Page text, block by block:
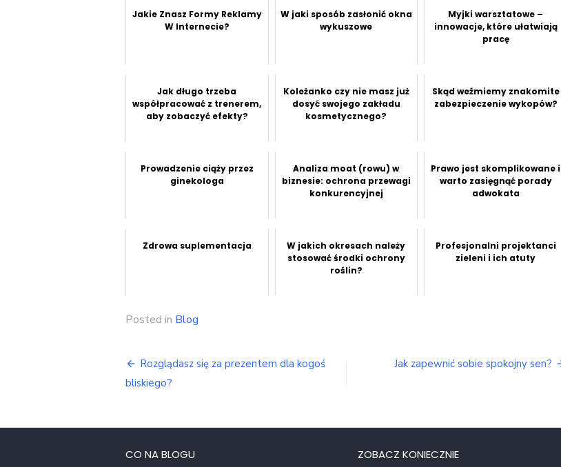
Jakie Znasz Formy Reklamy
W Internecie?
W jaki sposób zasłonić okna
wykuszowe
Myjki warsztatowe –
innowacje, które ułatwiają
pracę
Jak długo trzeba
współpracować z trenerem,
aby zobaczyć efekty?
Koleżanko czy nie masz już
dosyć swojego zakładu
kosmetycznego?
Skąd weźmiemy znakomite
zabezpieczenie wykopów?
Prowadzenie ciąży przez
ginekologa
Analiza moat (rowu) w
biznesie: ochrona przewagi
konkurencyjnej
Prawo jest skomplikowane i
warto zasięgnąć porady
adwokata
Zdrowa suplementacja
W jakich okresach należy
stosować środki ochrony
roślin?
Profesjonalni projektanci
zieleni i ich atuty
Posted in Blog
Nawigacja
wpisu
Rozglądasz się za prezentem dla kogoś
bliskiego?
Jak zapewnić sobie spokojny sen?
CO NA BLOGU ZOBACZ KONIECZNIE